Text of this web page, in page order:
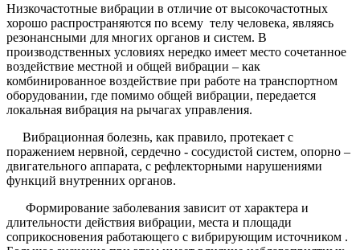
Низкочастотные вибрации в отличие от высокочастотных
хорошо распространяются по всему телу человека, являясь
резонансными для многих органов и систем. В
производственных условиях нередко имеет место сочетанное
воздействие местной и общей вибрации – как
комбинированное воздействие при работе на транспортном
оборудовании, где помимо общей вибрации, передается
локальная вибрация на рычагах управления.
Вибрационная болезнь, как правило, протекает с
поражением нервной, сердечно - сосудистой систем, опорно –
двигательного аппарата, с рефлекторными нарушениями
функций внутренних органов.
Формирование заболевания зависит от характера и
длительности действия вибрации, места и площади
соприкосновения работающего с вибрирующим источником .